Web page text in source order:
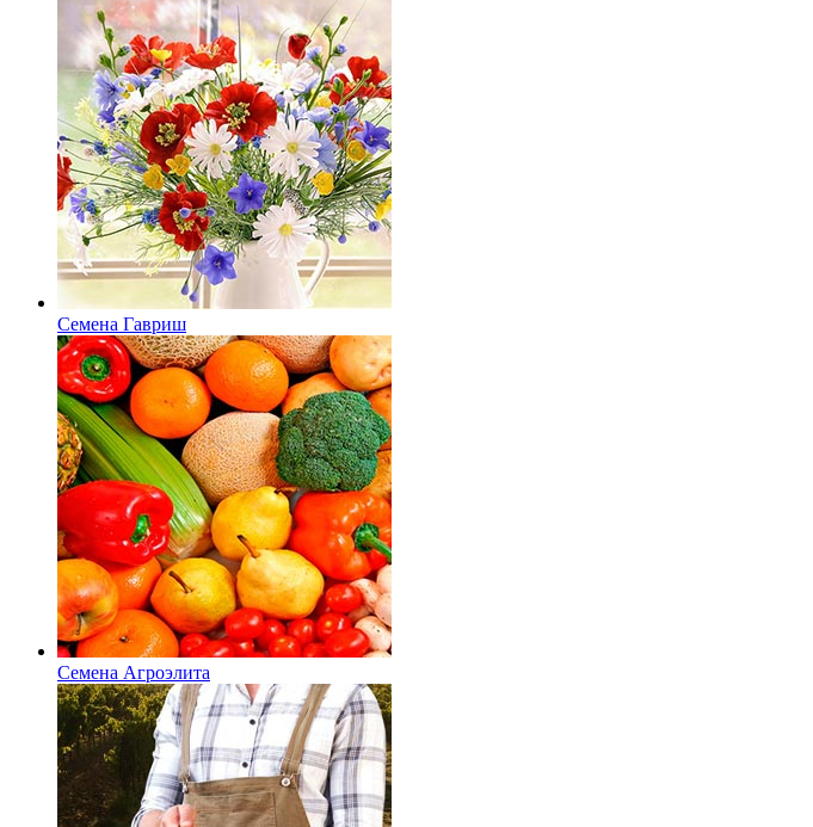
Семена Гавриш
Семена Агроэлита